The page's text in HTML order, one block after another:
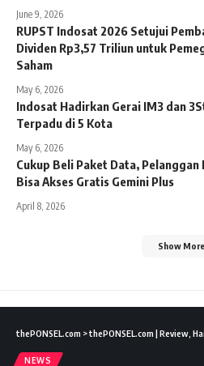
June 9, 2026
RUPST Indosat 2026 Setujui
Dividen Rp3,57 Triliun untuk
Saham
May 6, 2026
Indosat Hadirkan Gerai IM3 dan
Terpadu di 5 Kota
May 6, 2026
Cukup Beli Paket Data, Pelanggan
Bisa Akses Gratis Gemini Plus
April 8, 2026
Show More
thePONSEL.com >thePONSEL.com | Review,
NEWS